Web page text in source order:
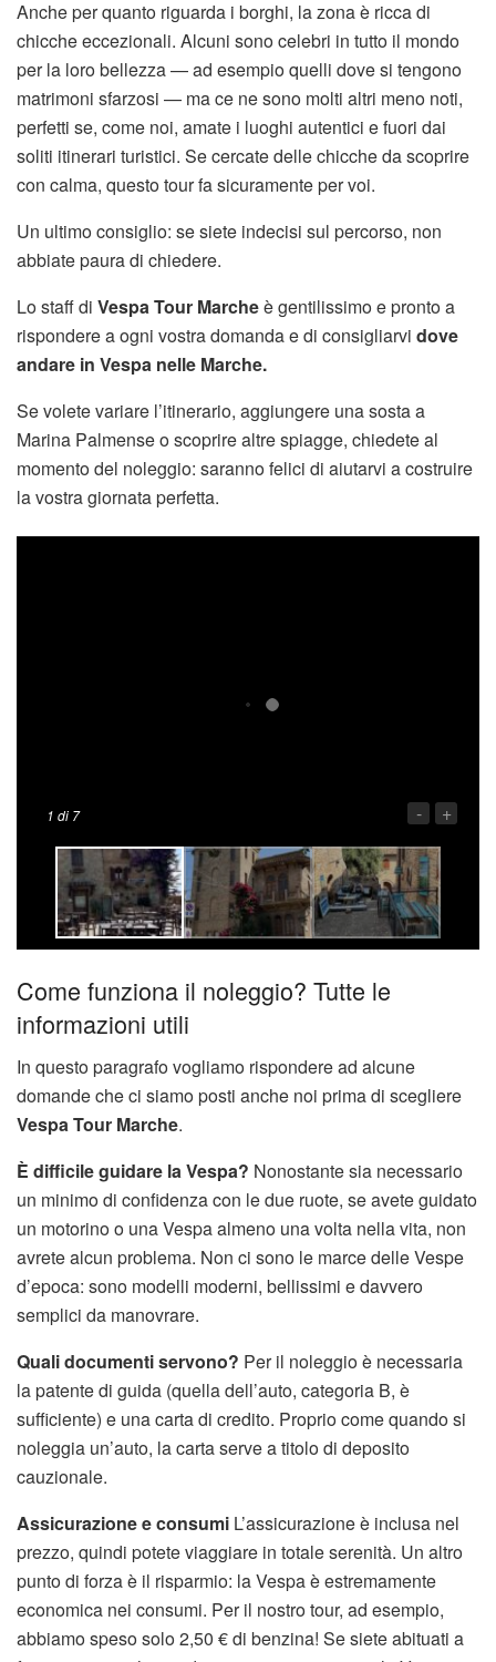
Anche per quanto riguarda i borghi, la zona è ricca di
chicche eccezionali. Alcuni sono celebri in tutto il mondo
per la loro bellezza — ad esempio quelli dove si tengono
matrimoni sfarzosi — ma ce ne sono molti altri meno noti,
perfetti se, come noi, amate i luoghi autentici e fuori dai
soliti itinerari turistici. Se cercate delle chicche da scoprire
con calma, questo tour fa sicuramente per voi.
Un ultimo consiglio: se siete indecisi sul percorso, non
abbiate paura di chiedere.
Lo staff di Vespa Tour Marcheè gentilissimo e pronto a
rispondere a ogni vostra domanda e di consigliarvi dove
andare in Vespa nelle Marche.
Se volete variare l’itinerario, aggiungere una sosta a
Marina Palmense o scoprire altre spiagge, chiedete al
momento del noleggio: saranno felici di aiutarvi a costruire
la vostra giornata perfetta.
1 di 7 - +
Come funziona il noleggio? Tutte le
informazioni utili
In questo paragrafo vogliamo rispondere ad alcune
domande che ci siamo posti anche noi prima di scegliere
Vespa Tour Marche.
È difficile guidare la Vespa? Nonostante sia necessario
un minimo di confidenza con le due ruote, se avete guidato
un motorino o una Vespa almeno una volta nella vita, non
avrete alcun problema. Non ci sono le marce delle Vespe
d’epoca: sono modelli moderni, bellissimi e davvero
semplici da manovrare.
Quali documenti servono? Per il noleggio è necessaria
la patente di guida (quella dell’auto, categoria B, è
sufficiente) e una carta di credito. Proprio come quando si
noleggia un’auto, la carta serve a titolo di deposito
cauzionale.
Assicurazione e consumi L’assicurazione è inclusa nel
prezzo, quindi potete viaggiare in totale serenità. Un altro
punto di forza è il risparmio: la Vespa è estremamente
economica nei consumi. Per il nostro tour, ad esempio,
abbiamo speso solo 2,50 € di benzina! Se siete abituati a